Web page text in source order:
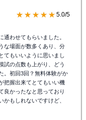
★★★★★ 5.0/5
わせてもらいました。
な場面が数多くあり、分
てもいいように思いまし
試の点数も上がり、どう
。初回3回？無料体験がか
把握出来てとてもいい機
良かったなと思っており
かもしれないですけど、